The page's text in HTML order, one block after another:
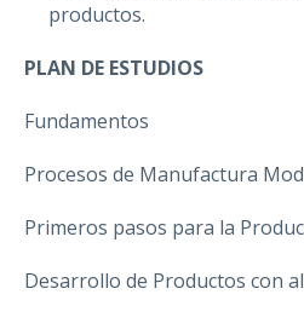
productos.
PLAN DE ESTUDIOS
Fundamentos
Procesos de Manufactura
Primeros pasos para la
Desarrollo de Productos con